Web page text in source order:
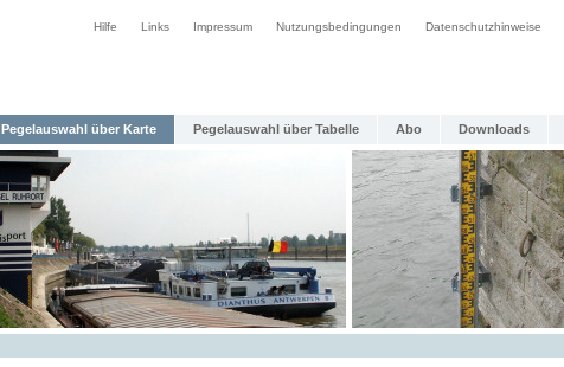
Hilfe Links Impressum Nutzungsbedingungen Datenschutzhinweise
Pegelauswahl über Karte Pegelauswahl über Tabelle Abo Downloads